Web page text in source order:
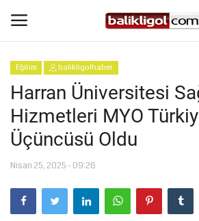
Giriş Yap
Anasayfa
Magazin
Eğitim balikligolhaber
Harran Üniversitesi
Hizmetleri MYO
Üçüncüsü Oldu
Nisan 25, 2025 - 09:26